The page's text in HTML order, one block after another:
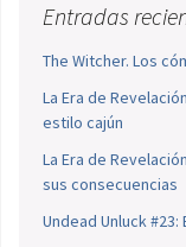
Entradas
The Witcher. Los
La Era de
estilo cajún
La Era de
sus consecuencias
Undead Unluck